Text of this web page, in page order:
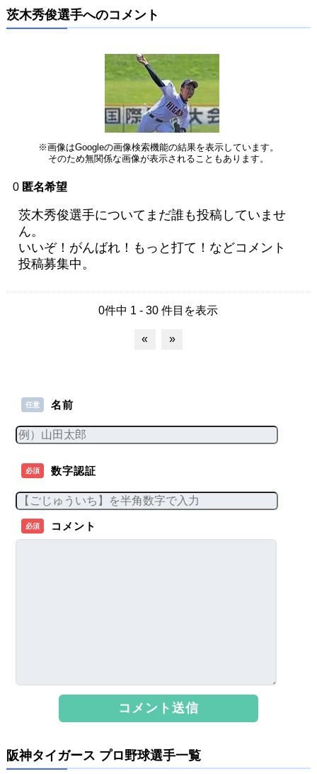
茨木秀俊選手へのコメント
※画像はGoogleの画像検索機能の結果を表示しています。
そのため無関係な画像が表示されることもあります。
0 匿名希望
茨木秀俊選手についてまだ誰も投稿していませ
ん。
いいぞ！がんばれ！もっと打て！などコメント
投稿募集中。
0件中 1 - 30 件目を表示
« »
任意 名前
必須 数字認証
必須 コメント
阪神タイガース プロ野球選手一覧